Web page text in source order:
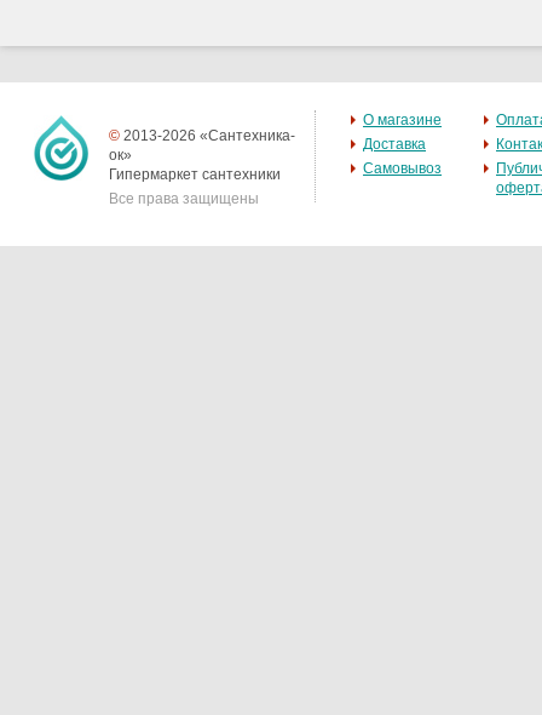
© 2013-2026 «Сантехника-
ок»
Гипермаркет сантехники
Все права защищены
О магазине
Доставка
Самовывоз